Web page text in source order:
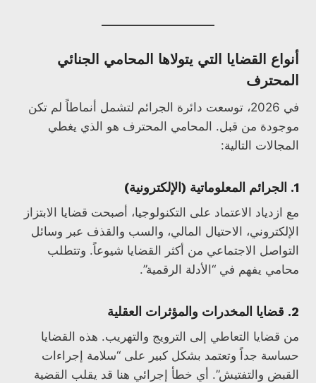
أنواع القضايا التي يتولاها المحامي الجنائي
المحترف
في 2026، توسعت دائرة الجرائم لتشمل أنماطاً لم تكن
موجودة من قبل. المحامي المحترف هو الذي يغطي
المجالات التالية:
1. الجرائم المعلوماتية (الإلكترونية)
مع ازدياد الاعتماد على التكنولوجيا، أصبحت قضايا الابتزاز
الإلكتروني، الاحتيال المالي، والسب والقذف عبر وسائل
التواصل الاجتماعي من أكثر القضايا شيوعاً. وتتطلب
محامي يفهم في “الأدلة الرقمية”.
2. قضايا المخدرات والمؤثرات العقلية
من قضايا التعاطي إلى الترويج والتهريب. هذه القضايا
حساسة جداً وتعتمد بشكل كبير على “سلامة إجراءات
القبض والتفتيش”. أي خطأ إجرائي هنا قد يقلب القضية